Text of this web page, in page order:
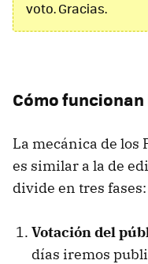
voto. Gracias.
Cómo
La mecánica de los
es similar a la de
divide en tres fases:
Votación del
días iremos